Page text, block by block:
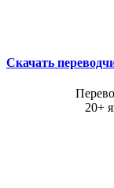
Скачать
20+